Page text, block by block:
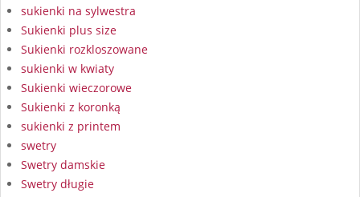
sukienki na sylwestra
Sukienki plus size
Sukienki rozkloszowane
sukienki w kwiaty
Sukienki wieczorowe
Sukienki z koronką
sukienki z printem
swetry
Swetry damskie
Swetry długie